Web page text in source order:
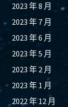
2023 年 8 月
2023 年 7 月
2023 年 6 月
2023 年 5 月
2023 年 2 月
2023 年 1 月
2022 年 12 月